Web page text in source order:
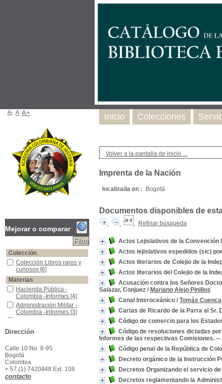
Volver a la pantalla de inicio ...
Imprenta de la Nación
localizada en : Bogotá
Documentos disponibles de
Refinar búsqueda
Actos Lejislativos de la Convención
Actos lejislativos espedidos (sic)
Actos literarios de Colejio de la
Actos literarios del Colejio de la
Acusación contra los Señores
Salazar, Conjuez / Mariano Alejo Pinillos
Canal Interoceánico / Tomás Cuenca
Cartas de Ricardo de la Parra al Sr.
Código de comercio para los
Código de resoluciones dictadas
Informes de las respectivas Comisiones. --
Código penal de la República de
Decreto orgánico de la Instrucción
Decretos Organizando el servicio
Decretos reglamentando la
Inicio Colecciones
A- A A+
Mejorar o comparar
Colección
Colección Libros raros y curiosos
Colección Libros raros y
curiosos [6]
Materias
Hacienda Pública -Colombia -Informes
Hacienda Pública -
Colombia -Informes [4]
Administración Militar -Colombia -Informes
Administración Militar -
Colombia -Informes [3]
Colombia -Administración Pública -Informes
Pública -Informes
Memorias -Colombia -Secretaría de Hacienda
Memorias -Colombia -
Secretaría de Hacienda
[3]
Colombia -Política y Gobierno -Informes
Colombia -Política y
Dirección
Calle 10 No. 8-95
Bogotá
Colombia
+ 57 (1) 7420848 Ext. 108
contacto